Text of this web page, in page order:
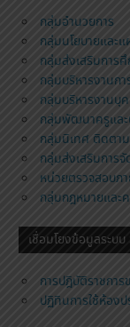
กลุ่มอำนวยการ
กลุ่มนโยบายและ
กลุ่มส่งเสริมการศึ
กลุ่มบริหารงานก
กลุ่มบริหารงานบุ
กลุ่มพัฒนาครูและ
กลุ่มนิเทศ ติดตาม
กลุ่มส่งเสริมการ
หน่วยตรวจสอบภา
กลุ่มกฎหมายและ
เชื่อมโยงข้อมูลระบ
การปฎิบัติราชกา
ปฏิทินการใช้ห้องป